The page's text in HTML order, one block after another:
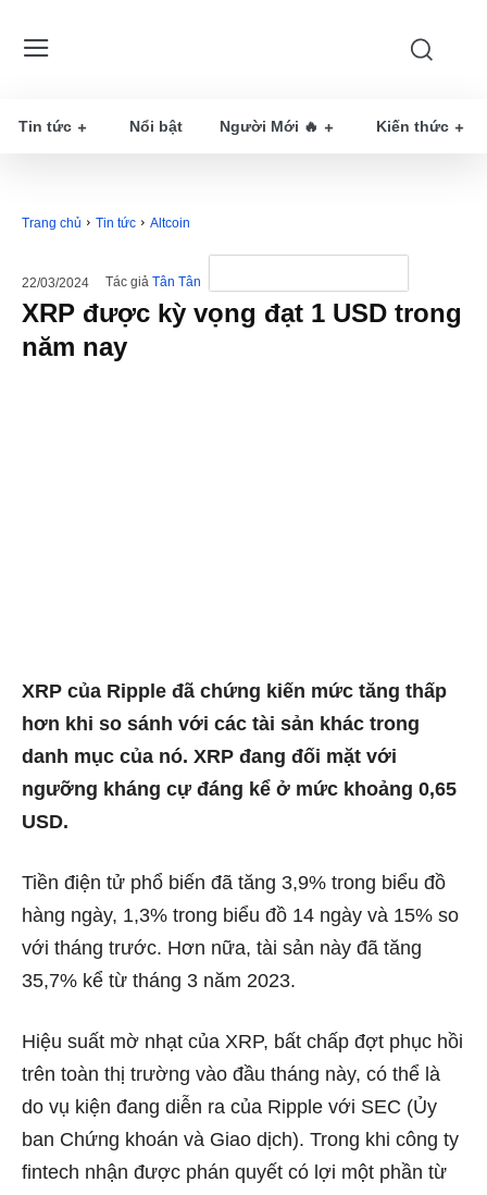
Tin tức Nổi bật Người Mới 🔥 Kiến thức
Trang chủ Tin tức Altcoin
22/03/2024 Tác giả Tân Tân
XRP được kỳ vọng đạt 1 USD trong
năm nay
XRP của Ripple đã chứng kiến ​​mức tăng thấp
hơn khi so sánh với các tài sản khác trong
danh mục của nó. XRP đang đối mặt với
ngưỡng kháng cự đáng kể ở mức khoảng 0,65
USD.
Tiền điện tử phổ biến đã tăng 3,9% trong biểu đồ
hàng ngày, 1,3% trong biểu đồ 14 ngày và 15% so
với tháng trước. Hơn nữa, tài sản này đã tăng
35,7% kể từ tháng 3 năm 2023.
Hiệu suất mờ nhạt của XRP, bất chấp đợt phục hồi
trên toàn thị trường vào đầu tháng này, có thể là
do vụ kiện đang diễn ra của Ripple với SEC (Ủy
ban Chứng khoán và Giao dịch). Trong khi công ty
fintech nhận được phán quyết có lợi một phần từ